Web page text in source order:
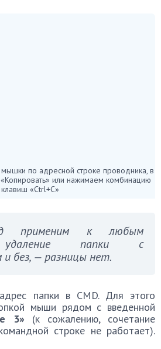
по адресной строке проводника, в
или нажимаем комбинацию
клавиш «Ctrl+C»
к любым
удаление папки с
без, — разницы нет.
папки в CMD. Для этого
мыши рядом с введенной
3» (к сожалению, сочетание
строке не работает).